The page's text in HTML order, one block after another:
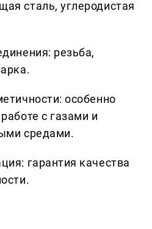
сталь, углеродистая
резьба,
особенно
с газами и
средами.
гарантия качества